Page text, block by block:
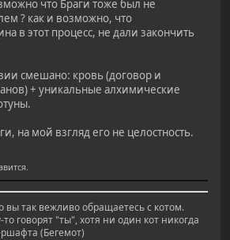
что Браги тоже был не
? как и возможно, что
в этот процесс, не дали закончить
смешано: кровь (договор и
+ уникальные алхимические
на мой взгляд его не целостность.
вы так вежливо обращаетесь с котом.
говорят "ты", хотя ни один кот никогда
(Бегемот)